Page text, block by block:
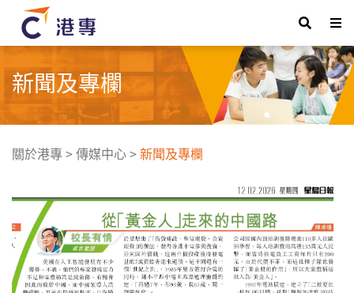
新聞及專欄
關於港專>傳媒中心>新聞及專欄